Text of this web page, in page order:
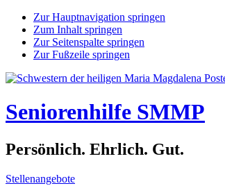
Zur Hauptnavigation springen
Zum Inhalt springen
Zur Seitenspalte springen
Zur Fußzeile springen
Seniorenhilfe SMMP
Persönlich. Ehrlich. Gut.
Stellenangebote